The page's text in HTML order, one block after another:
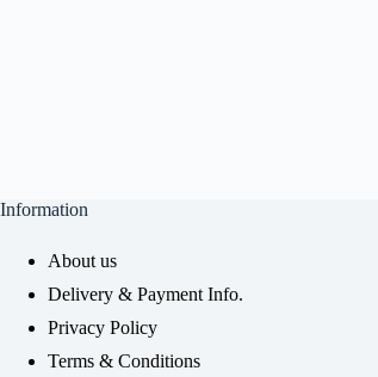
Information
About us
Delivery & Payment Info.
Privacy Policy
Terms & Conditions